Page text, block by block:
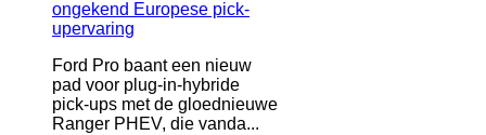
Ford Pro baant een nieuw
pad voor plug-in-hybride
pick-ups met de gloednieuwe
Ranger PHEV, die vanda...